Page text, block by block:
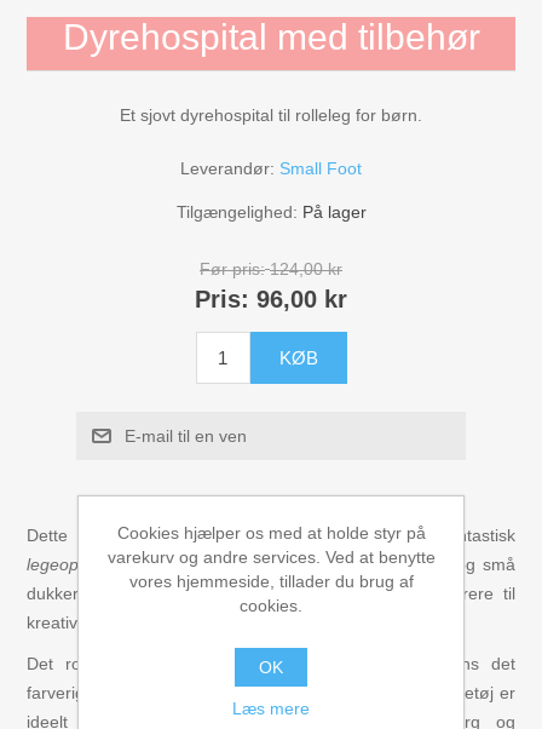
Gavekort
Legemad / køkken
Musikinstrumenter
Puslespil i træ til børn
Spil
Dyrehospital med tilbehør
Et sjovt dyrehospital til rolleleg for børn.
Leverandør: Small Foot
Tilgængelighed: På lager
Før pris: 124,00 kr
Pris: 96,00 kr
KØB
E-mail til en ven
Dette dyrehospitalfra Small Foot er en fantastisk
legeoplevelsefor børn. Med mål på 29 x 21 x 20 cm og små
dukker på 10 x 6 x 3 cm, er det designet til at inspirere til
kreativ leg og udvikling af sociale færdigheder.
Det robuste materiale af træsikrer holdbarhed, mens det
farverige design fanger børns opmærksomhed. Dette legetøj er
ideelt til
, hvor børn kan lære om omsorg og
Cookies hjælper os med at holde styr på
varekurv og andre services. Ved at benytte
vores hjemmeside, tillader du brug af
cookies.
OK
Læs mere